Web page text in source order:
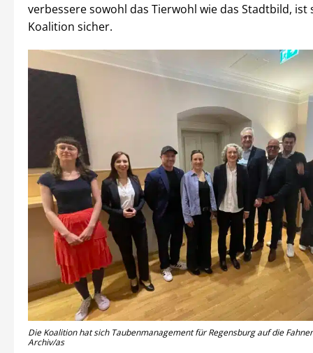
verbessere sowohl das Tierwohl wie das Stadtbild, ist
Koalition sicher.
Die Koalition hat sich Taubenmanagement für Regensburg auf die
Archiv/as